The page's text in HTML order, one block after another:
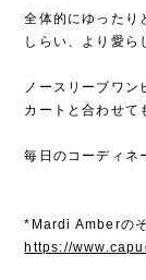
全体的にゆったり
しらい、より愛ら
ノースリーブワ
カートと合わせて
毎日のコーディネ
*Mardi Amberの
https://